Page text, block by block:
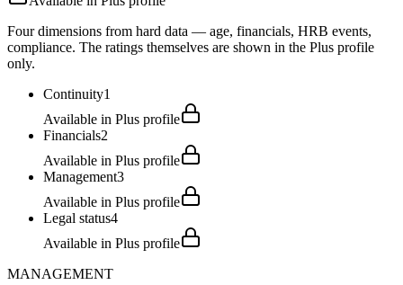
Four dimensions from hard data — age, financials, HRB events,
compliance. The ratings themselves are shown in the Plus profile
only.
Continuity1
Available in Plus profile
Financials2
Available in Plus profile
Management3
Available in Plus profile
Legal status4
Available in Plus profile
MANAGEMENT